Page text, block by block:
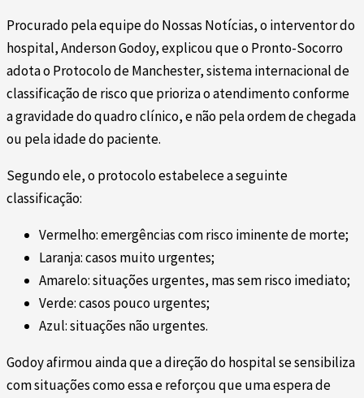
Procurado pela equipe do Nossas Notícias, o interventor do
hospital, Anderson Godoy, explicou que o Pronto-Socorro
adota o Protocolo de Manchester, sistema internacional de
classificação de risco que prioriza o atendimento conforme
a gravidade do quadro clínico, e não pela ordem de chegada
ou pela idade do paciente.
Segundo ele, o protocolo estabelece a seguinte
classificação:
Vermelho: emergências com risco iminente de morte;
Laranja: casos muito urgentes;
Amarelo: situações urgentes, mas sem risco imediato;
Verde: casos pouco urgentes;
Azul: situações não urgentes.
Godoy afirmou ainda que a direção do hospital se sensibiliza
com situações como essa e reforçou que uma espera de